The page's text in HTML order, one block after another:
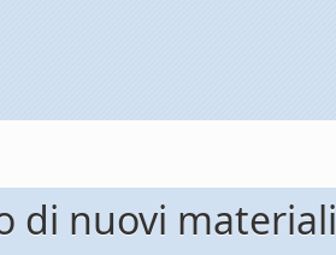
di nuovi materiali